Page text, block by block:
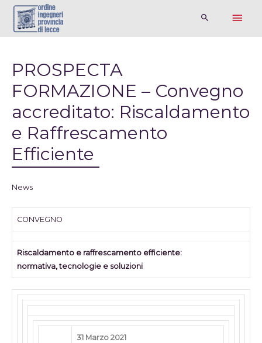
PROSPECTA
FORMAZIONE – Convegno
accreditato: Riscaldamento
e Raffrescamento
Efficiente
News
CONVEGNO
Riscaldamento e raffrescamento efficiente:
normativa, tecnologie e soluzioni
31 Marzo 2021